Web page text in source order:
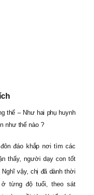
thế – Như hai phụ huynh
như thế nào ?
đáo khắp nơi tìm các
thấy, người dạy con tốt
vậy, chị đã dành thời
từng độ tuổi, theo sát